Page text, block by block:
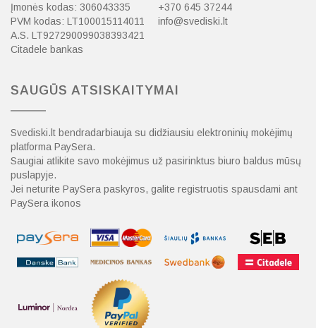
Įmonės kodas: 306043335
PVM kodas: LT100015114011
A.S. LT927290099038393421
Citadele bankas
+370 645 37244
info@svediski.lt
SAUGŪS ATSISKAITYMAI
Svediski.lt bendradarbiauja su didžiausiu elektroninių mokėjimų
platforma PaySera.
Saugiai atlikite savo mokėjimus už pasirinktus biuro baldus mūsų
puslapyje.
Jei neturite PaySera paskyros, galite registruotis spausdami ant
PaySera ikonos